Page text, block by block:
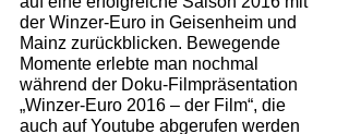
der Winzer-Euro in Geisenheim und
Mainz zurückblicken. Bewegende
Momente erlebte man nochmal
während der Doku-Filmpräsentation
„Winzer-Euro 2016 – der Film“, die
auch auf Youtube abgerufen werden